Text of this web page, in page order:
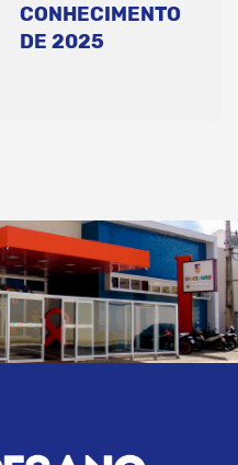
CONHECIMENTO
DE 2025